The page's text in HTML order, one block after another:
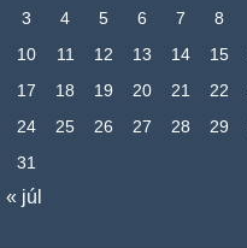
3
4 5 6 7 8
10
11 12 13 14 15
17
18 19 20 21 22
24
25 26 27 28 29
31
« júl